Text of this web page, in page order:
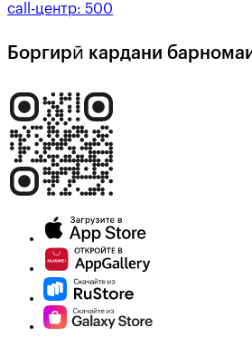
call-центр: 500
Боргирӣ кардани